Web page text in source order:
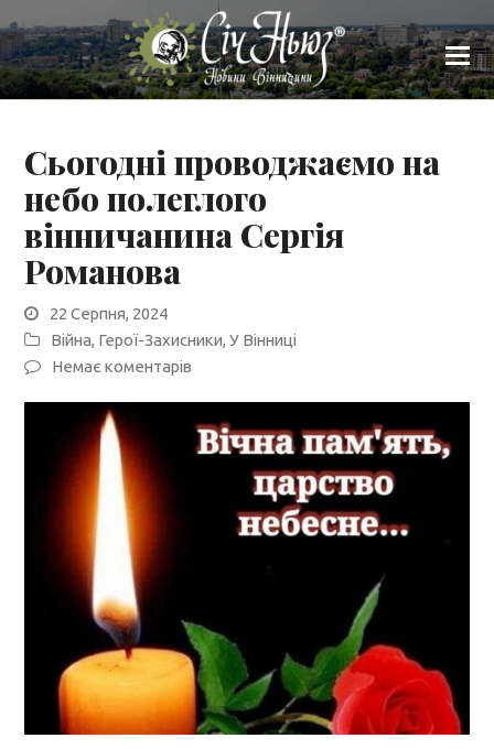
Сьогодні проводжаємо на
небо полеглого
вінничанина Сергія
Романова
22 Серпня, 2024
Війна, Герої-Захисники,У Вінниці
Немає коментарів